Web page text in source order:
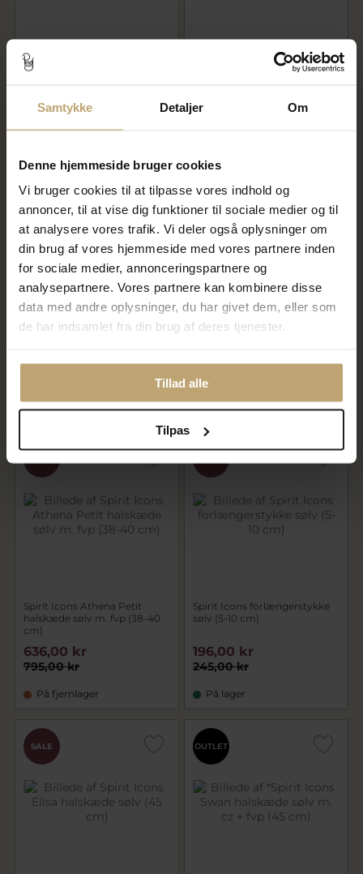
Samtykke Detaljer Om
Denne hjemmeside bruger cookies
Vi bruger cookies til at tilpasse vores indhold og
annoncer, til at vise dig funktioner til sociale medier og til
at analysere vores trafik. Vi deler også oplysninger om
din brug af vores hjemmeside med vores partnere inden
for sociale medier, annonceringspartnere og
analysepartnere. Vores partnere kan kombinere disse
data med andre oplysninger, du har givet dem, eller som
de har indsamlet fra din brug af deres tjenester.
Tillad alle
Tilpas
halskæde sølv m. cz (38-40
cm)
695,00 kr
På fjernlager
1.295,00 kr
SALE
Spirit Icons Alison halskæde
636,00 kr
På fjernlager
Spirit Icons Soul halskæde
1.095,00 kr
876,00 kr
På lager
Spirit Icons Athena Petit
halskæde sølv m. fvp (38-40
cm)
795,00 kr
636,00 kr
På fjernlager
Spirit Icons forlængerstykke
sølv (5-10 cm)
245,00 kr
196,00 kr
På lager
SALE OUTLET